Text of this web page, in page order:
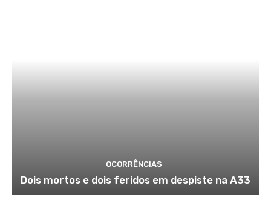
OCORRÊNCIAS
Dois mortos e dois feridos em despiste na A33